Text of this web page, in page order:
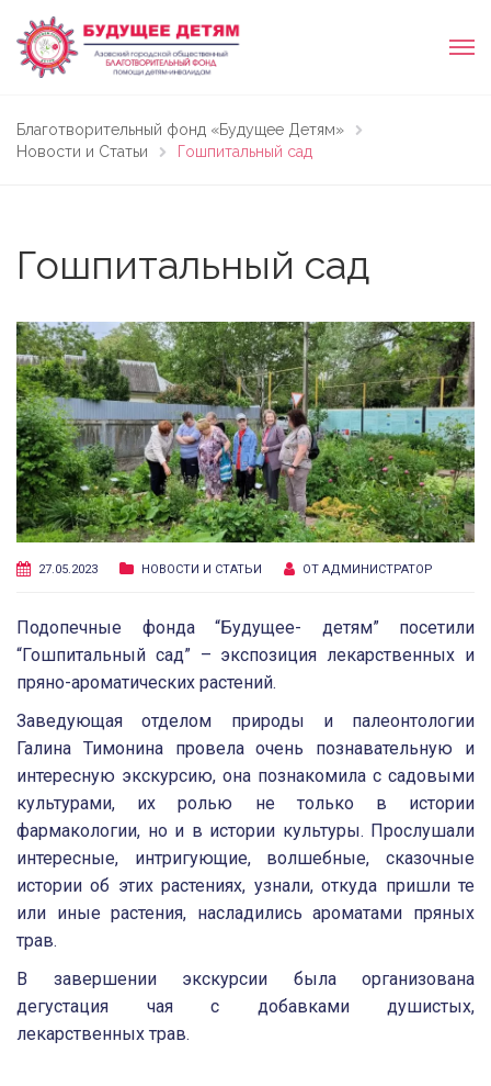
Благотворительный фонд «Будущее Детям»
Новости и Статьи
Гошпитальный сад
Гошпитальный сад
27.05.2023 НОВОСТИ И СТАТЬИ ОТ АДМИНИСТРАТОР
Подопечные фонда “Будущее- детям” посетили
“Гошпитальный сад” – экспозиция лекарственных и
пряно-ароматических растений.
Заведующая отделом природы и палеонтологии
Галина Тимонина провела очень познавательную и
интересную экскурсию, она познакомила с садовыми
культурами, их ролью не только в истории
фармакологии, но и в истории культуры. Прослушали
интересные, интригующие, волшебные, сказочные
истории об этих растениях, узнали, откуда пришли те
или иные растения, насладились ароматами пряных
трав.
В завершении экскурсии была организована
дегустация чая с добавками душистых,
лекарственных трав.